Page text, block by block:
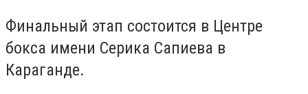
Финальный этап состоится в Центре
бокса имени Серика Сапиева в
Караганде.